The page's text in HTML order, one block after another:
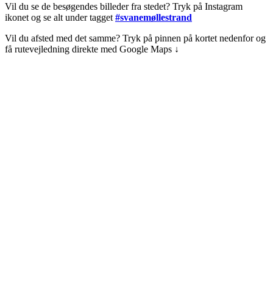
Vil du se de besøgendes billeder fra stedet? Tryk på Instagram
ikonet og se alt under tagget #svanemøllestrand
Vil du afsted med det samme? Tryk på pinnen på kortet nedenfor og
få rutevejledning direkte med Google Maps ↓